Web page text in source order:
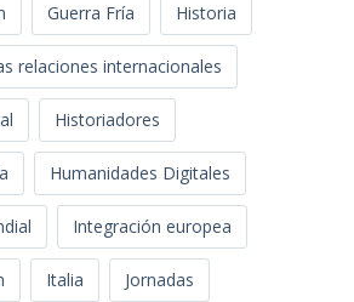
Guerra Fría Historia
relaciones internacionales
Historiadores
Humanidades Digitales
Integración europea
Italia Jornadas